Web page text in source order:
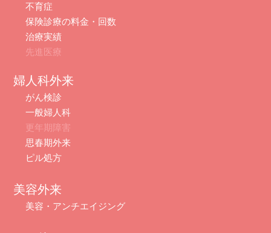
不育症
保険診療の料金・回数
治療実績
先進医療
婦人科外来
がん検診
一般婦人科
更年期障害
思春期外来
ピル処方
美容外来
美容・アンチエイジング